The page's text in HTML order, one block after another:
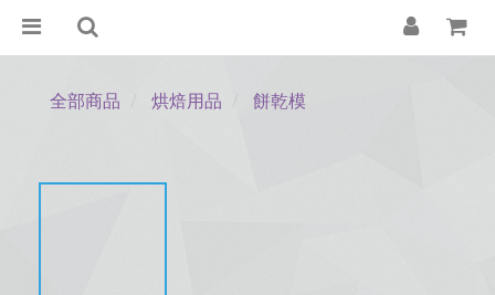
全部商品 烘焙用品 餅乾模